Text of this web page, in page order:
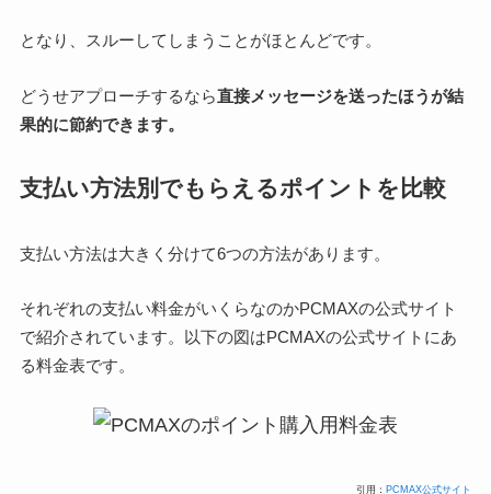
となり、スルーしてしまうことがほとんどです。
どうせアプローチするなら直接メッセージを送ったほうが結
果的に節約できます。
支払い方法別でもらえるポイントを比較
支払い方法は大きく分けて6つの方法があります。
それぞれの支払い料金がいくらなのかPCMAXの公式サイト
で紹介されています。以下の図はPCMAXの公式サイトにあ
る料金表です。
引用： PCMAX公式サイト